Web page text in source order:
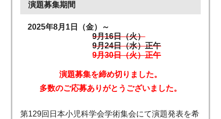
演題募集期間
2025年8月1日（金）～
9月16日（火）
9月24日（水）正午
9月30日（火）正午
演題募集を締め切りました。
多数のご応募ありがとうございました。
第129回日本小児科学会学術集会にて演題発表を希